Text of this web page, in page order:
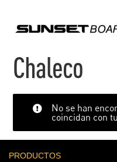
pro
Chaleco
No se han
coincidan con
PRODUCTOS